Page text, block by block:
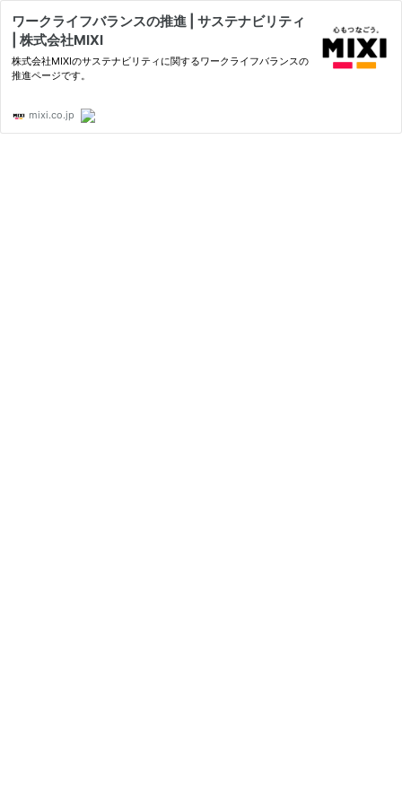
ワークライフバランスの推進 | サステナビリティ
| 株式会社MIXI
株式会社MIXIのサステナビリティに関するワークライフバランスの
推進ページです。
mixi.co.jp